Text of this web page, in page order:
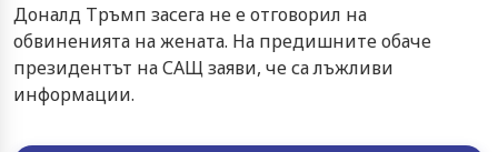
Доналд Тръмп засега не е отговорил на
обвиненията на жената. На предишните обаче
президентът на САЩ заяви, че са лъжливи
информации.